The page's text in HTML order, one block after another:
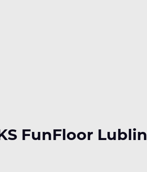
FunFloor Lublin